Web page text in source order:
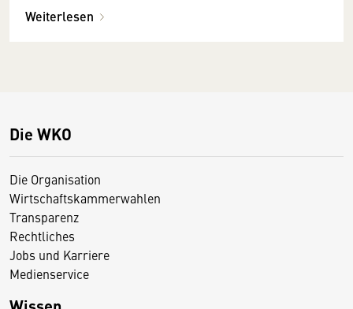
Weiterlesen
Die WKO
Die Organisation
Wirtschaftskammerwahlen
Transparenz
Rechtliches
Jobs und Karriere
Medienservice